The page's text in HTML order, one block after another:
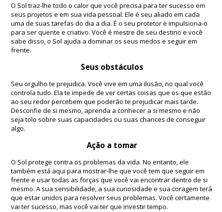
O Sol traz-lhe todo o calor que você precisa para ter sucesso em
seus projetos e em sua vida pessoal. Ele é seu aliado em cada
uma de suas tarefas do dia a dia. É o seu protetor e impulsiona-o
para ser quente e criativo. Você é mestre de seu destino e você
sabe disso, o Sol ajuda a dominar os seus medos e seguir em
frente.
Seus obstáculos
Seu orgulho te prejudica. Você vive em uma ilusão, no qual você
controla tudo. Ela te impede de ver certas coisas que os que estão
ao seu redor percebem que poderão te prejudicar mais tarde.
Desconfie de si mesmo, aprenda a conhecer a si mesmo e não
seja tolo sobre suas capacidades ou suas chances de conseguir
algo.
Ação a tomar
O Sol protege contra os problemas da vida. No entanto, ele
também está aqui para mostrar-lhe que você tem que seguir em
frente e usar todas as forças que você vai encontrar dentro de si
mesmo. A sua sensibilidade, a sua curiosidade e sua coragem terá
que estar unidos para resolver seus problemas. Você certamente
vai ter sucesso, mas você vai ter que investir tempo.